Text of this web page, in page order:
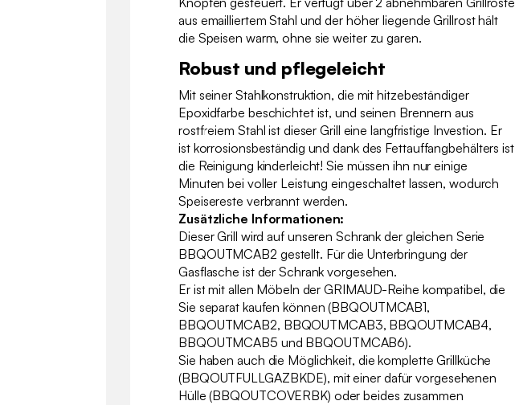
aus emailliertem Stahl und der höher liegende Grillrost hält
die Speisen warm, ohne sie weiter zu garen.
Robust und pflegeleicht
Mit seiner Stahlkonstruktion, die mit hitzebeständiger
Epoxidfarbe beschichtet ist, und seinen Brennern aus
rostfreiem Stahl ist dieser Grill eine langfristige Investion. Er
ist korrosionsbeständig und dank des Fettauffangbehälters ist
die Reinigung kinderleicht! Sie müssen ihn nur einige
Minuten bei voller Leistung eingeschaltet lassen, wodurch
Speisereste verbrannt werden.
Zusätzliche Informationen:
Dieser Grill wird auf unseren Schrank der gleichen Serie
BBQOUTMCAB2 gestellt. Für die Unterbringung der
Gasflasche ist der Schrank vorgesehen.
Er ist mit allen Möbeln der GRIMAUD-Reihe kompatibel, die
Sie separat kaufen können (BBQOUTMCAB1,
BBQOUTMCAB2, BBQOUTMCAB3, BBQOUTMCAB4,
BBQOUTMCAB5 und BBQOUTMCAB6).
Sie haben auch die Möglichkeit, die komplette Grillküche
(BBQOUTFULLGAZBKDE), mit einer dafür vorgesehenen
Hülle (BBQOUTCOVERBK) oder beides zusammen